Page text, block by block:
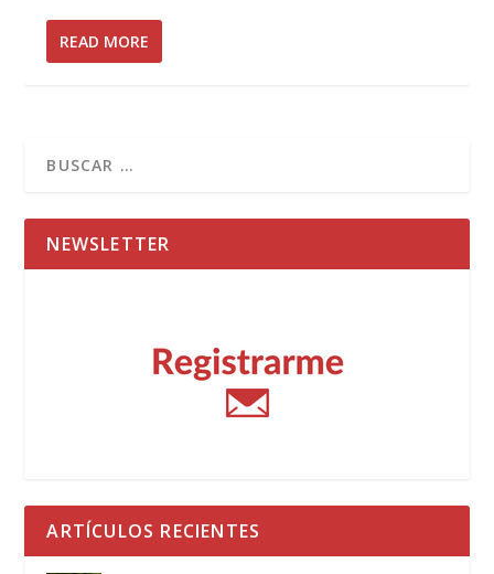
READ MORE
NEWSLETTER
ARTÍCULOS RECIENTES